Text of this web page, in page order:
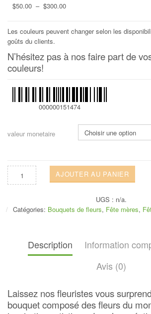
$50.00 – $300.00Plage
$50.00
$300.00
Les couleurs peuvent changer selon les
goûts du clients.
N’hésitez pas à nos faire part de
couleurs!
000000151474
valeur monetaire
AJOUTER AU PANIER
UGS : n/a.
Catégories: Bouquets de fleurs, Fête mères,
Description
Information
Avis (0)
Laissez nos fleuristes vous
bouquet composé des fleurs du